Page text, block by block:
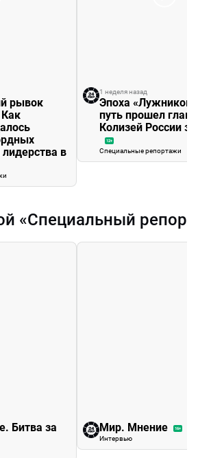
рывок
в
1 неделя назад
Эпоха
путь прошел
Колизей России
12+
Специальные репортажи
«Специальный
Битва за
Мир. Мнение 16+
Интервью